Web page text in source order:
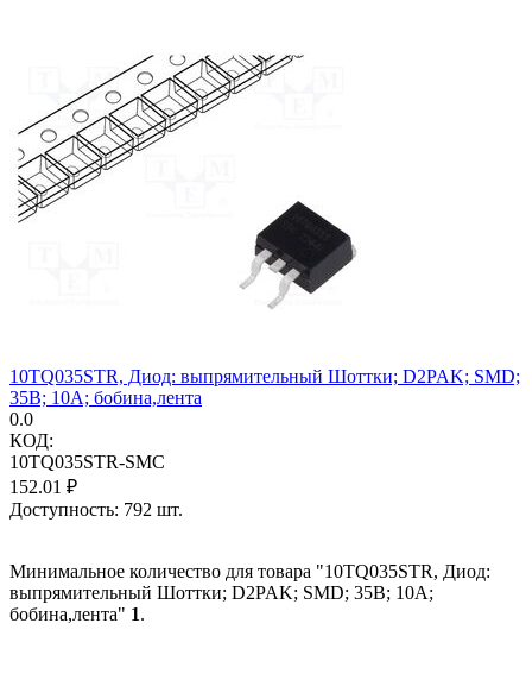
10TQ035STR, Диод: выпрямительный Шоттки; D2PAK; SMD;
35В; 10А; бобина,лента
0.0
КОД:
10TQ035STR-SMC
152.01 ₽
Доступность: 792 шт.
Минимальное количество для товара "10TQ035STR, Диод:
выпрямительный Шоттки; D2PAK; SMD; 35В; 10А;
бобина,лента" 1.